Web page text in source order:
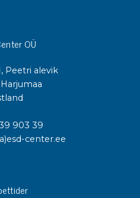
OÜ
Peetri alevik
Harjumaa
903 39
center.ee